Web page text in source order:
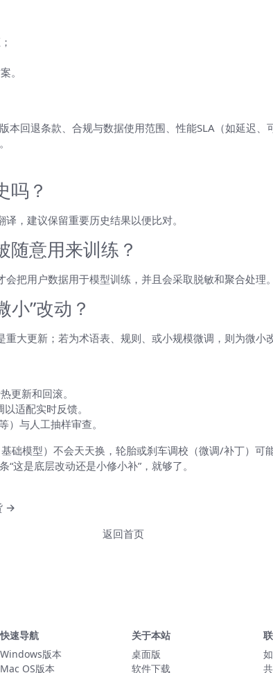
。
回退条款、合规与数据使用范围、性能SLA（如延迟、
吗？
，建议保留重要历史结果以便比对。
随意用来训练？
把用户数据用于模型训练，并且会采取脱敏和聚合处理。
小”改动？
大更新；若为术语表、规则、或小规模微调，则为微小改
更新和回滚。
适配实时反馈。
与人工抽样审查。
础模型）不会天天换，轮胎或刹车调校（微调/补丁）可
是底层改动还是小修小补”，就够了。
→
返回首页
快速导航
Windows版本
Mac OS版本
关于本站
桌面版
软件下载